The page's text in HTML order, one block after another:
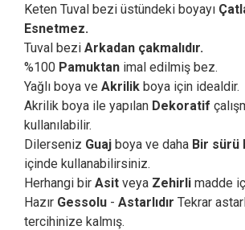
Keten Tuval bezi üstündeki boyayı
Esnetmez.
Tuval bezi Arkadan çakmalıdır.
%100 Pamuktan imal edilmiş bez.
Yağlı boya ve Akrilik boya için idealdir.
Akrilik boya ile yapılan Dekoratif
kullanılabilir.
Dilerseniz Guaj boya ve daha Bir sürü
içinde kullanabilirsiniz.
Herhangi bir Asit veya Zehirli madde
Hazır Gessolu - Astarlıdır Tekrar
tercihinize kalmış.